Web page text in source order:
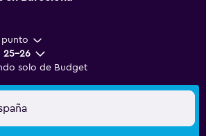
punto
25-26
solo de Budget